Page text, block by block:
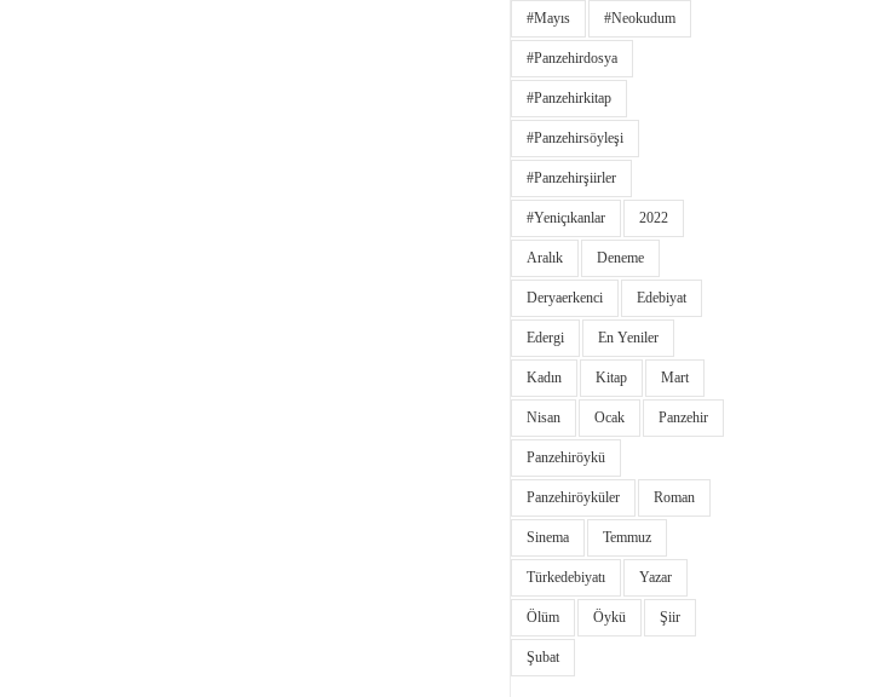
#Mayıs #neokudum
#panzehirdosya
#panzehirkitap
#panzehirsöyleşi
#panzehirşiirler
#yeniçıkanlar 2022
Aralık Deneme
Deryaerkenci Edebiyat
Edergi En Yeniler
Kadın Kitap Mart
Nisan Ocak Panzehir
Panzehiröykü
Panzehiröyküler Roman
Sinema Temmuz
Türkedebiyatı Yazar
Ölüm Öykü Şiir
Şubat